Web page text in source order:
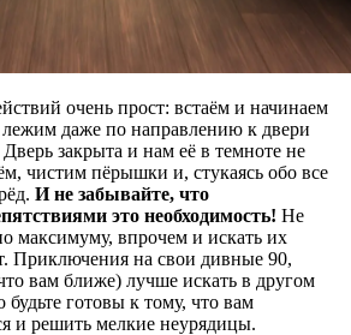
очень прост: встаём и начинаем
даже по направлению к двери
закрыта и нам её в темноте не
чистим пёрышки и, стукаясь обо все
И не забывайте, что
это необходимость! Не
максимуму, впрочем и искать их
Приключения на свои дивные 90,
вам ближе) лучше искать в другом
будьте готовы к тому, что вам
и решить мелкие неурядицы.